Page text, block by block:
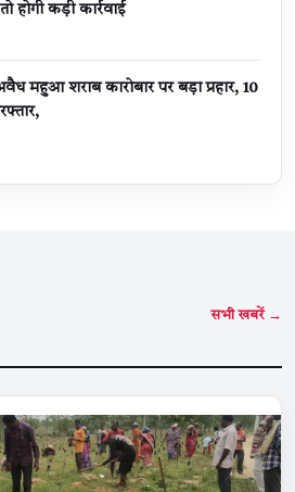
होगी कड़ी कार्रवाई
महुआ शराब कारोबार पर बड़ा प्रहार, 10
सभी खबरें →